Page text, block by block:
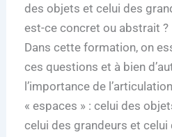
des objets et celui des
est-ce concret ou abstrait ?
Dans cette formation, on
ces questions et à bien
l’importance de
« espaces » : celui des
celui des grandeurs et